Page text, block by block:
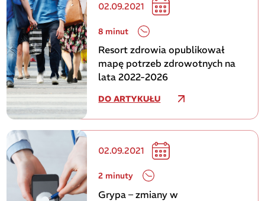
02.09.2021
8 minut
Resort zdrowia opublikował
mapę potrzeb zdrowotnych na
lata 2022-2026
DO ARTYKUŁU
02.09.2021
2 minuty
Grypa – zmiany w